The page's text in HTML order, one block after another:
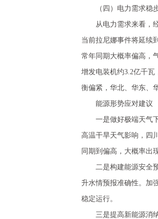
（四）电力需求稳步
从电力需求来看，经
当前拉尼娜事件将延续
常年同期大概率偏高，
增发电装机约3.2亿千
衡偏紧，华北、华东、
能源形势应对建议
一是做好极端天气下
高温干旱天气影响，四
同期到偏高，大概率出
二是构建能源安全预
升水情预报准确性。加
稳定运行。
三是提高新能源消纳